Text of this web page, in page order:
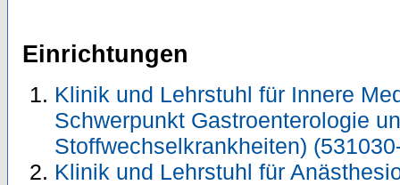
Einrichtungen
Klinik und Lehrstuhl für Innere
Schwerpunkt Gastroenterologie
Stoffwechselkrankheiten)
Klinik und Lehrstuhl für